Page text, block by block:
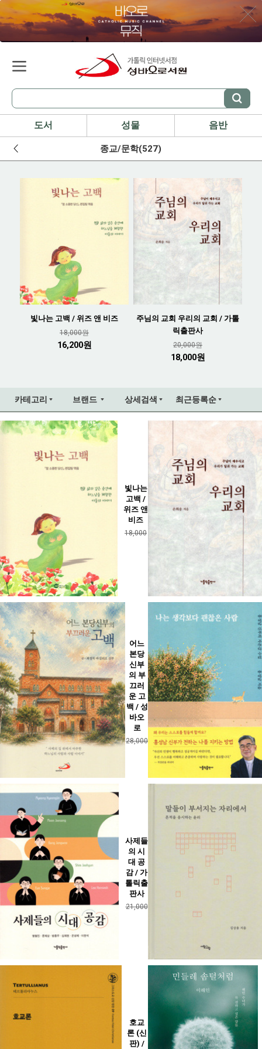
도서 성물 음반
종교/문학(527)
빛나는 고백 / 위즈 앤 비즈
18,000원
16,200원
주님의 교회 우리의 교회 / 가톨
릭출판사
20,000원
18,000원
카테고리 브랜드 상세검색 최근등록순
빛나는
고백 /
위즈 앤
비즈
18,000
어느
본당
신부
의 부
끄러
운 고
백 / 성
바오
로
28,000
사제들
의 시
대 공
감 / 가
톨릭출
판사
21,000
호교
론 (신
판) /